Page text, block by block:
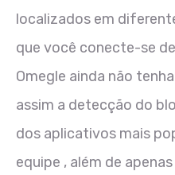
localizados em
que você conecte-se
Omegle ainda não
assim a detecção do
dos aplicativos mais
equipe , além de